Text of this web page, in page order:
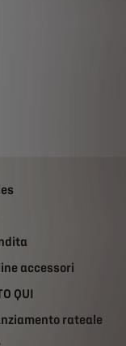
accessori
QUI
rateale